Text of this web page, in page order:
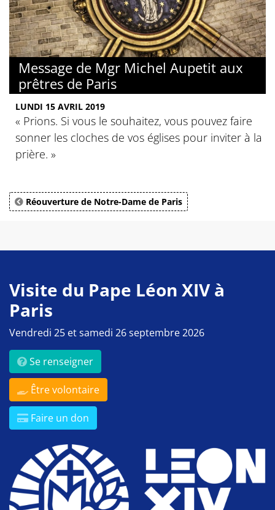
Message de Mgr Michel Aupetit aux
prêtres de Paris
LUNDI 15 AVRIL 2019
« Prions. Si vous le souhaitez, vous pouvez faire
sonner les cloches de vos églises pour inviter à la
prière. »
Réouverture de Notre-Dame de Paris
Visite du Pape Léon XIV à
Paris
Vendredi 25 et samedi 26 septembre 2026
Se renseigner
Être volontaire
Faire un don